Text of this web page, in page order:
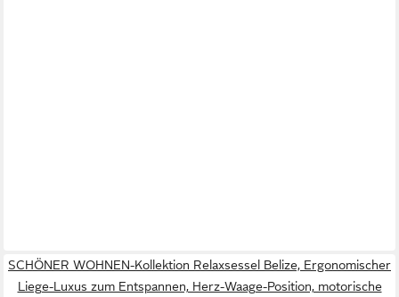
SCHÖNER WOHNEN-Kollektion Relaxsessel Belize, Ergonomischer
Liege-Luxus zum Entspannen, Herz-Waage-Position, motorische